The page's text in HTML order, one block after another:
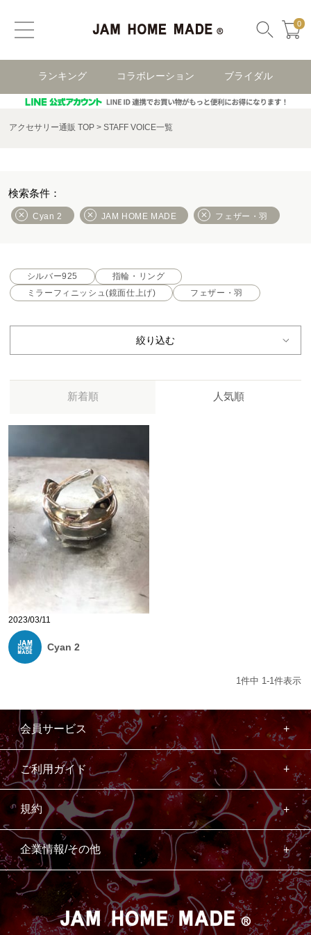
0
ランキング コラボレーション ブライダル
アクセサリー通販 TOP STAFF VOICE一覧
Cyan 2 JAM HOME MADE フェザー・羽
シルバー925
指輪・リング
ミラーフィニッシュ(鏡面仕上げ)
フェザー・羽
絞り込む
新着順 人気順
2023/03/11
Cyan 2
1 件中 1 -1 件表示
会員サービス
ご利用ガイド
規約
企業情報/その他